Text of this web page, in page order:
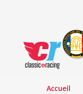
Accueil